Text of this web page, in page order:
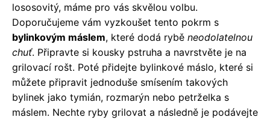
lososovitý, máme pro vás skvělou volbu.
Doporučujeme vám vyzkoušet tento pokrm s
bylinkovým máslem, které dodá rybě neodolatelnou
chuť. Připravte si kousky pstruha a navrstvěte je na
grilovací rošt. Poté přidejte bylinkové máslo, které si
můžete připravit jednoduše smísením takových
bylinek jako tymián, rozmarýn nebo petrželka s
máslem. Nechte ryby grilovat a následně je podávejte